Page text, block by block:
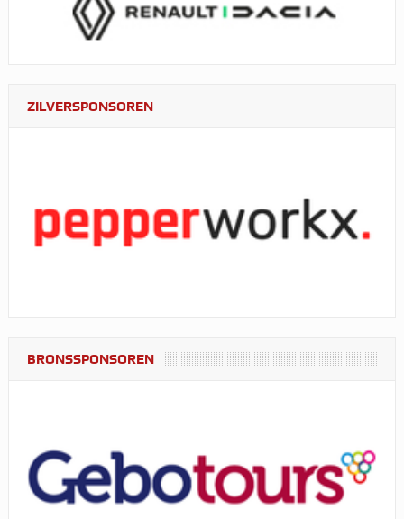
ZILVERSPONSOREN
BRONSSPONSOREN